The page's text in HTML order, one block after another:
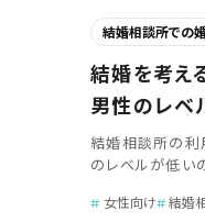
結婚相談所での
結婚を考え
男性のレベ
結婚相談所の利
のレベルが低い
女性向け 結婚